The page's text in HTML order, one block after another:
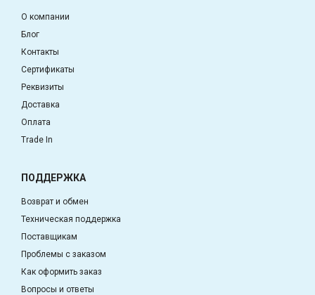
О компании
Блог
Контакты
Сертификаты
Реквизиты
Доставка
Оплата
Trade In
ПОДДЕРЖКА
Возврат и обмен
Техническая поддержка
Поставщикам
Проблемы с заказом
Как оформить заказ
Вопросы и ответы